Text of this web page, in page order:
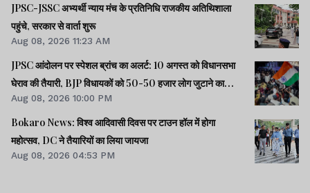
JPSC-JSSC अभ्यर्थी न्याय मंच के प्रतिनिधि राजकीय अतिथिशाला
पहुंचे, सरकार से वार्ता शुरू
Aug 08, 2026 11:23 AM
JPSC आंदोलन पर स्पेशल ब्रांच का अलर्ट: 10 अगस्त को विधानसभा
घेराव की तैयारी, BJP विधायकों को 50-50 हजार लोग जुटाने का
टास्क
Aug 08, 2026 10:00 PM
Bokaro News: विश्व आदिवासी दिवस पर टाउन हॉल में होगा
महोत्सव, DC ने तैयारियों का लिया जायजा
Aug 08, 2026 04:53 PM